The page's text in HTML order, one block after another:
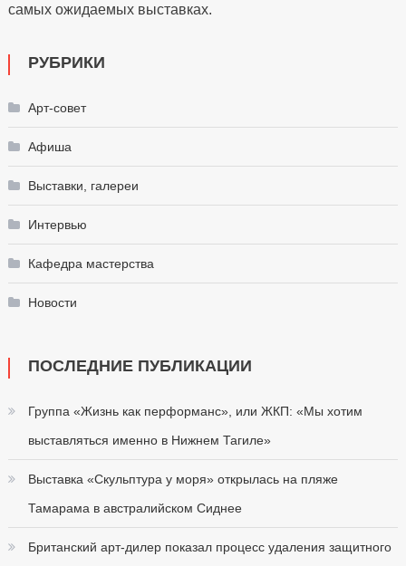
самых ожидаемых выставках.
РУБРИКИ
Арт-совет
Афиша
Выставки, галереи
Интервью
Кафедра мастерства
Новости
ПОСЛЕДНИЕ ПУБЛИКАЦИИ
Группа «Жизнь как перформанс», или ЖКП: «Мы хотим
выставляться именно в Нижнем Тагиле»
Выставка «Скульптура у моря» открылась на пляже
Тамарама в австралийском Сиднее
Британский арт-дилер показал процесс удаления защитного